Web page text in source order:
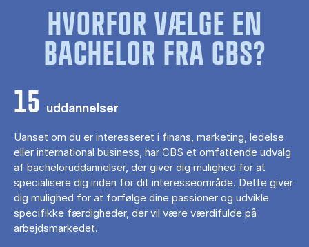
HVORFOR VÆLGE EN
BACHELOR FRA CBS?
15 uddannelser
Uanset om du er interesseret i finans, marketing, ledelse
eller international business, har CBS et omfattende udvalg
af bacheloruddannelser, der giver dig mulighed for at
specialisere dig inden for dit interesseområde. Dette giver
dig mulighed for at forfølge dine passioner og udvikle
specifikke færdigheder, der vil være værdifulde på
arbejdsmarkedet.